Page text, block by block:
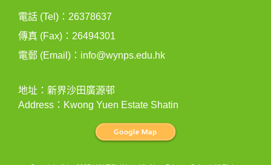
電話 (Tel)：26378637
傳真 (Fax)：26494301
電郵 (Email)： info@wynps.edu.hk
地址：新界沙田廣源邨
Address：Kwong Yuen Estate Shatin